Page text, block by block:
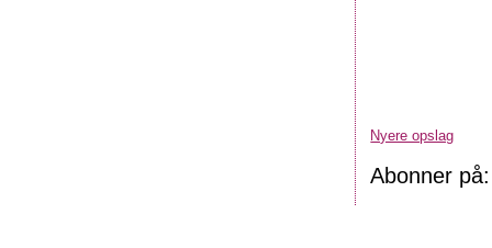
Nyere opslag
Abonner